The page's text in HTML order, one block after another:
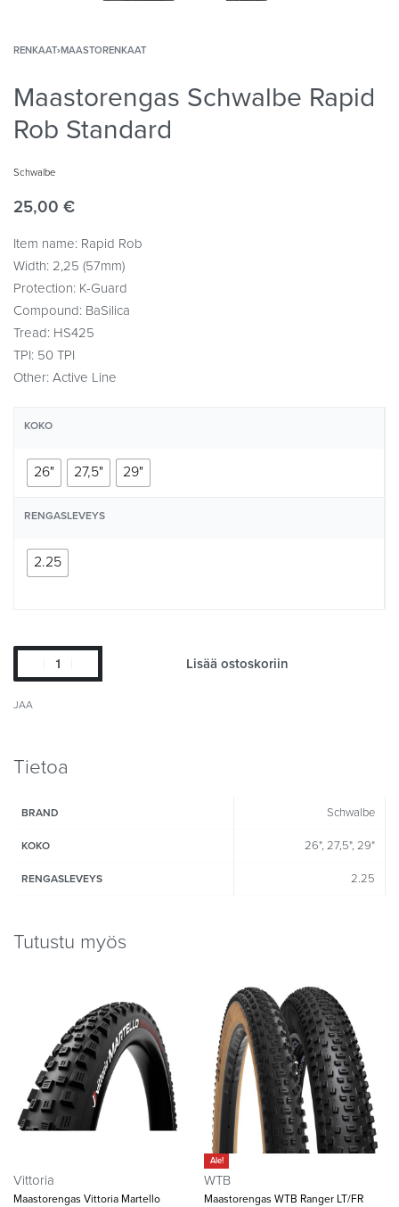
RENKAAT›MAASTORENKAAT
Maastorengas Schwalbe Rapid
Rob Standard
Schwalbe
25,00 €
Item name: Rapid Rob
Width: 2,25 (57mm)
Protection: K-Guard
Compound: BaSilica
Tread: HS425
TPI: 50 TPI
Other: Active Line
KOKO
26" 27,5" 29"
RENGASLEVEYS
2.25
Lisää ostoskoriin
JAA
Tietoa
BRAND Schwalbe
KOKO 26", 27,5", 29"
RENGASLEVEYS 2.25
Tutustu myös
Vittoria
Maastorengas Vittoria Martello
Ale!
WTB
Maastorengas WTB Ranger LT/FR